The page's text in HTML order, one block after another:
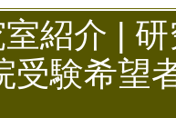
紹介 |
受験希望